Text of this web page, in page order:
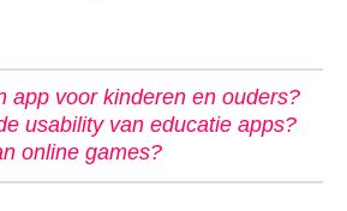
app voor kinderen en ouders?
usability van educatie apps?
online games?